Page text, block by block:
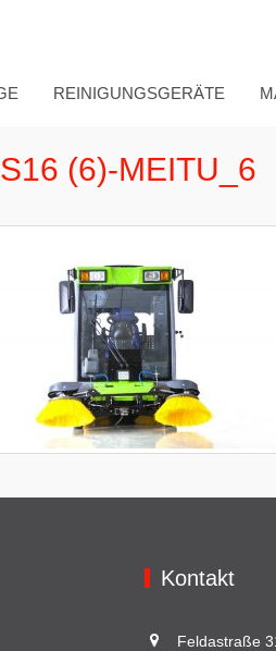
REINIGUNGSGERÄTE
S16 (6)-MEITU_6
Kontakt
Feldastraße